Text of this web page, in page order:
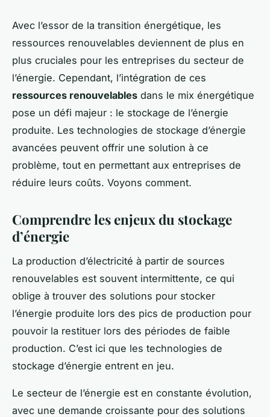
Avec l’essor de la transition énergétique, les
ressources renouvelables deviennent de plus en
plus cruciales pour les entreprises du secteur de
l’énergie. Cependant, l’intégration de ces
ressources renouvelables dans le mix énergétique
pose un défi majeur : le stockage de l’énergie
produite. Les technologies de stockage d’énergie
avancées peuvent offrir une solution à ce
problème, tout en permettant aux entreprises de
réduire leurs coûts. Voyons comment.
Comprendre les enjeux du stockage
d’énergie
La production d’électricité à partir de sources
renouvelables est souvent intermittente, ce qui
oblige à trouver des solutions pour stocker
l’énergie produite lors des pics de production pour
pouvoir la restituer lors des périodes de faible
production. C’est ici que les technologies de
stockage d’énergie entrent en jeu.
Le secteur de l’énergie est en constante évolution,
avec une demande croissante pour des solutions